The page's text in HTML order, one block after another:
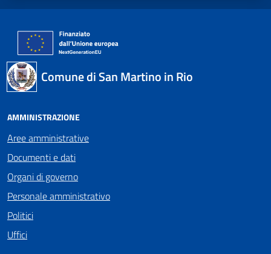
Comune di San Martino in Rio
AMMINISTRAZIONE
Aree amministrative
Documenti e dati
Organi di governo
Personale amministrativo
Politici
Uffici